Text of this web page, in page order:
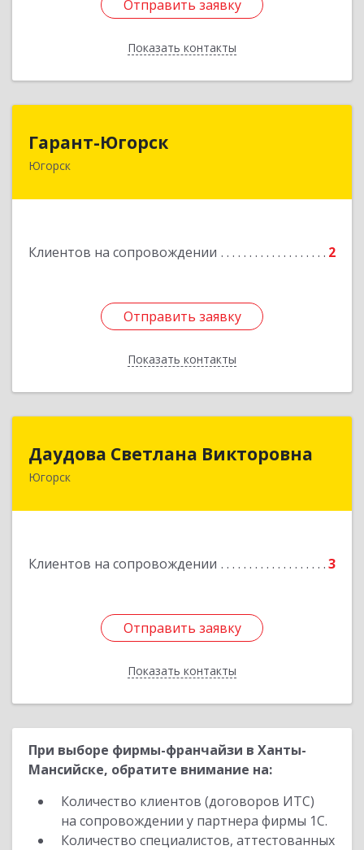
Отправить заявку
Показать контакты
Отправить заявку
Назад
Гарант-Югорск
Югорск
Клиентов на сопровождении 2
Отправить заявку
Показать контакты
628260, Ханты-Мансийский Автономный округ
Отправить заявку
Назад
Даудова Светлана Викторовна
Югорск
Клиентов на сопровождении 3
Отправить заявку
Показать контакты
Отправить заявку
Назад
При выборе фирмы-франчайзи в Ханты-
Мансийске, обратите внимание на:
Количество клиентов (договоров ИТС)
на сопровождении у партнера фирмы 1С.
Количество специалистов, аттестованных